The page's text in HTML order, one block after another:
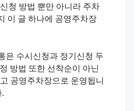
청 방법 뿐만 아니라 주차
이 글 하나에 공영주차장
은 수시신청과 정기신청 두
방법 또한 선착순이 아닌
공영주차장으로 운영됩니